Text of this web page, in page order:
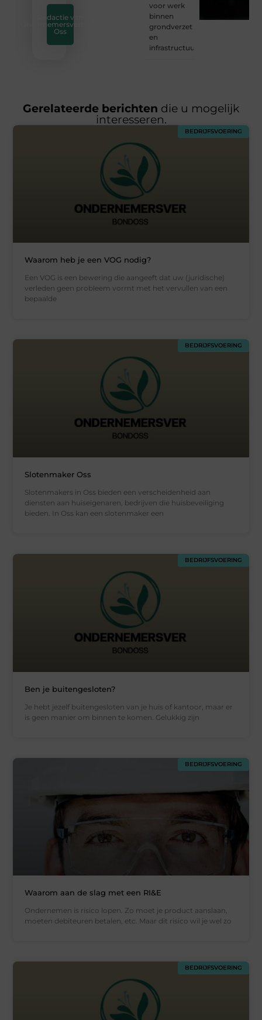
Redactie van
Ondernemersverbond
Oss
voor werk
binnen
grondverzet
en
infrastructuur
Gerelateerde berichten die u mogelijk
interesseren.
BEDRIJFSVOERING
Waarom heb je een VOG nodig?
Een VOG is een bewering die aangeeft dat uw (juridische)
verleden geen probleem vormt met het vervullen van een
bepaalde
BEDRIJFSVOERING
Slotenmaker Oss
Slotenmakers in Oss bieden een verscheidenheid aan
diensten aan huiseigenaren, bedrijven die huisbeveiliging
bieden. In Oss kan een slotenmaker een
BEDRIJFSVOERING
Ben je buitengesloten?
Je hebt jezelf buitengesloten van je huis of kantoor, maar er
is geen manier om binnen te komen. Gelukkig zijn
BEDRIJFSVOERING
Waarom aan de slag met een RI&E
Ondernemen is risico lopen. Zo moet je product aanslaan,
moeten debiteuren betalen, etc. Maar dit risico wil je wel zo
BEDRIJFSVOERING